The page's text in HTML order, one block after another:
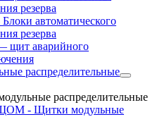
резерва
автоматического
резерва
аварийного
распределительные
распределительные
- Щитки модульные